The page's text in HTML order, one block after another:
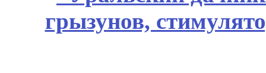
грызунов,